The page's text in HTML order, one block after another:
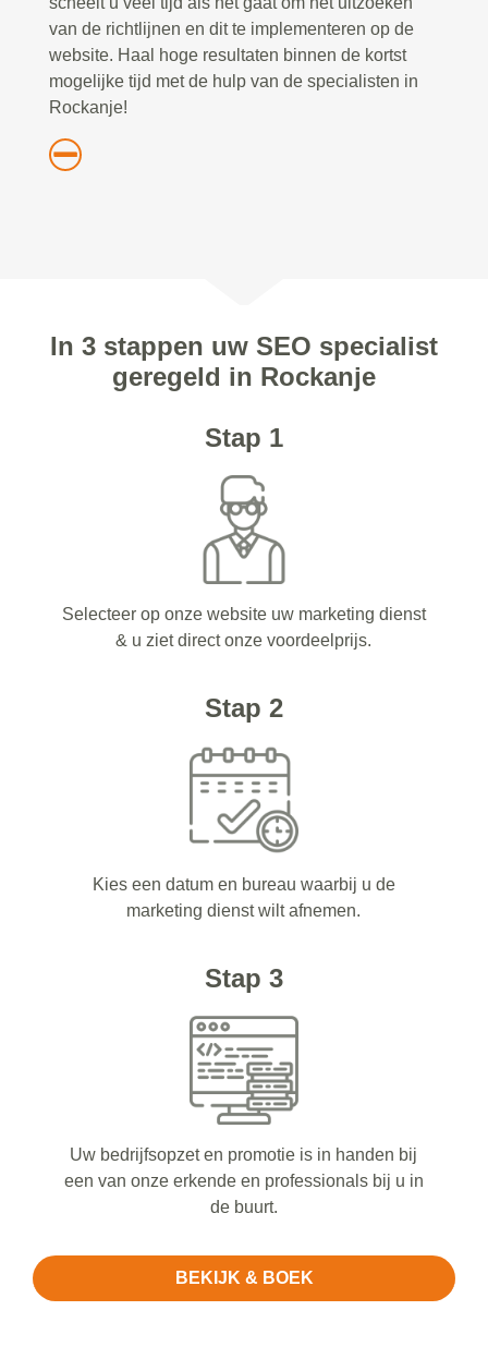
van de richtlijnen en dit te implementeren op de
website. Haal hoge resultaten binnen de kortst
mogelijke tijd met de hulp van de specialisten in
Rockanje!
In 3 stappen uw SEO specialist
geregeld in Rockanje
Stap 1
Selecteer op onze website uw marketing dienst
& u ziet direct onze voordeelprijs.
Stap 2
Kies een datum en bureau waarbij u de
marketing dienst wilt afnemen.
Stap 3
Uw bedrijfsopzet en promotie is in handen bij
een van onze erkende en professionals bij u in
de buurt.
BEKIJK & BOEK